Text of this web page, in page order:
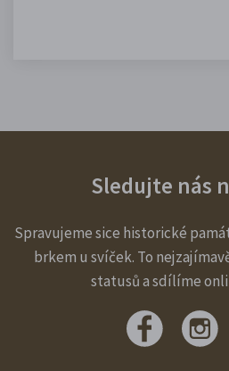
Sledujte nás
Spravujeme sice historické
brkem u svíček. To
statusů a sdílíme